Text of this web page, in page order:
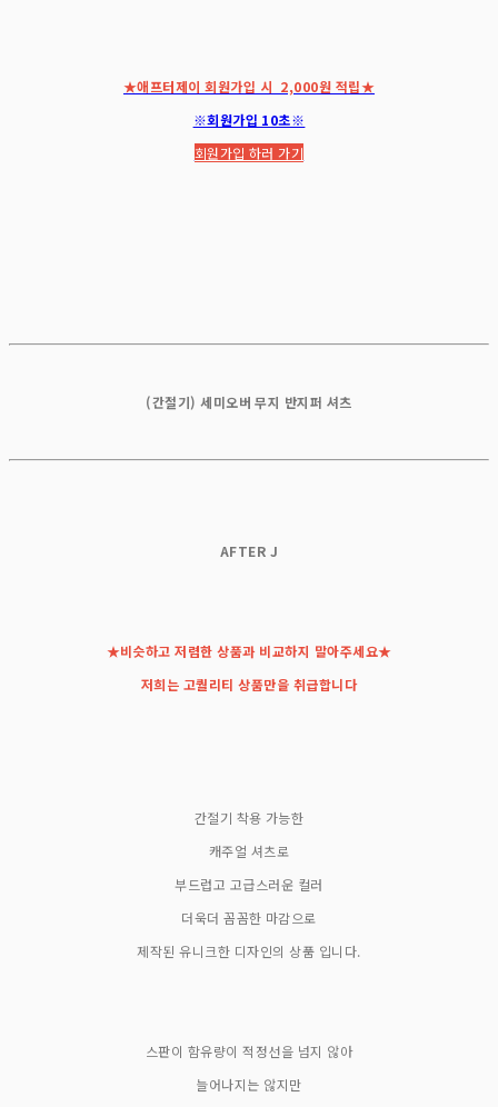
★애프터제이 회원가입 시 2,000원 적립★
※회원가입 10초※
회원가입 하러 가기
(간절기) 세미오버 무지 반지퍼 셔츠
AFTER J
★비슷하고 저렴한 상품과 비교하지 말아주세요★
저희는 고퀄리티 상품만을 취급합니다
간절기 착용 가능한
캐주얼 셔츠로
부드럽고 고급스러운 컬러
더욱더 꼼꼼한 마감으로
제작된 유니크한 디자인의 상품 입니다.
스판이 함유량이 적정선을 넘지 않아
늘어나지는 않지만